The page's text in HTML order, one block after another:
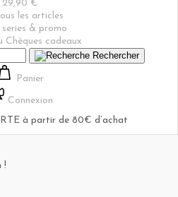
29,90 €
les articles
series & promo
Chèques cadeaux
Rechercher
Panier
Connexion
à partir de 80€ d’achat